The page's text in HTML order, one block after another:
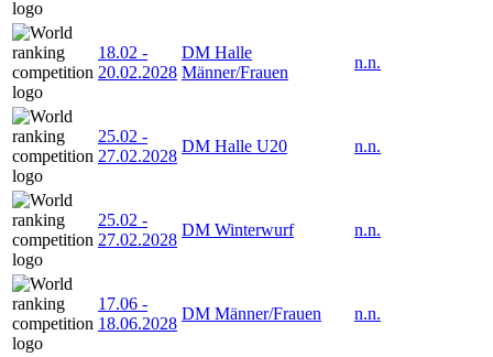
18.02 -
20.02.2028
DM Halle
Männer/Frauen
n.n.
25.02 -
27.02.2028
DM Halle U20 n.n.
25.02 -
27.02.2028
DM Winterwurf n.n.
17.06 -
18.06.2028
DM Männer/Frauen n.n.